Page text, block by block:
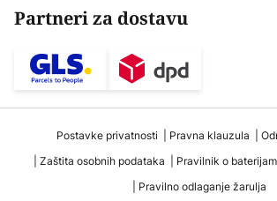
Partneri za dostavu
Postavke privatnosti Pravna klauzula
Zaštita osobnih podataka
Pravilnik o
Pravilno odlaganje žarulja